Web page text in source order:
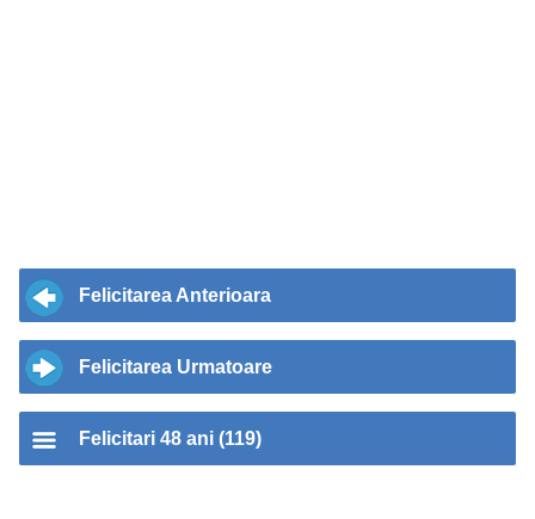
Felicitarea Anterioara
Felicitarea Urmatoare
Felicitari 48 ani (119)